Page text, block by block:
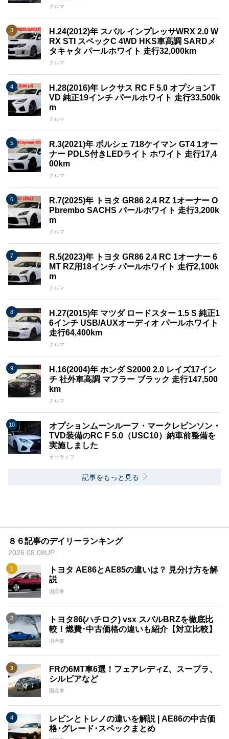
クルマ
H.24(2012)年 スバル インプレッサWRX 2.0 W
RX STI スペックC 4WD HKS車高調 SARDメ
タキャタ パールホワイト 走行32,000km
クルマ
H.28(2016)年 レクサス RC F 5.0 オプションT
VD 純正19インチ パールホワイト 走行33,500k
m
クルマ
R.3(2021)年 ポルシェ 718ケイマン GT4 1オー
ナー PDLS付きLEDライト ホワイト 走行17,4
00km
クルマ
R.7(2025)年 トヨタ GR86 2.4 RZ 1オーナー O
Pbrembo SACHS パールホワイト 走行3,200k
m
クルマ
R.5(2023)年 トヨタ GR86 2.4 RC 1オーナー 6
MT RZ用18インチ パールホワイト 走行2,100k
m
クルマ
H.27(2015)年 マツダ ロードスター 1.5 S 純正1
6インチ USB/AUXオーディオ パールホワイト
走行64,400km
クルマ
H.16(2004)年 ホンダ S2000 2.0 レイズ17イン
チ 社外車高調 マフラー ブラック 走行147,500
km
クルマ
オプションムーンルーフ・マークレビンソン・
TVD装備のRC F 5.0（USC10）納車前整備を
実施しました
カーライフ
記事をもっと見る
８６記事のデイリーランキング
2026.08.08UP
トヨタ AE86とAE85の違いは？ 見分け方を解
説
国産車
トヨタ86(ハチロク) vsx スバルBRZを徹底比
較！燃費･中古価格の違いも紹介【対立比較】
国産車
FRの6MT車6選！フェアレディZ、スープラ、
シルビアなど
国産車
レビンとトレノの違いを解説 | AE86の中古価
格･グレード･スペックまとめ